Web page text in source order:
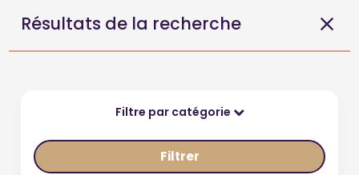
Résultats de la recherche
Filtre par catégorie
Filtrer